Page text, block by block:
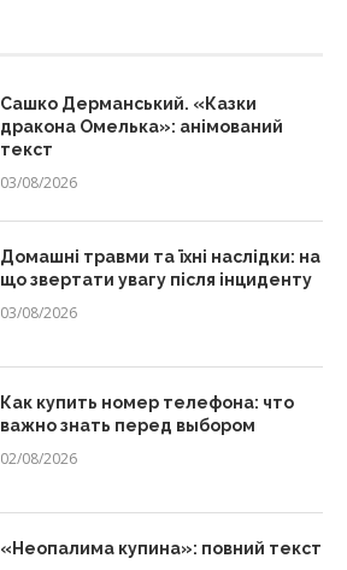
Сашко Дерманський. «Казки
дракона Омелька»: анімований
текст
03/08/2026
Домашні травми та їхні наслідки: на
що звертати увагу після інциденту
03/08/2026
Как купить номер телефона: что
важно знать перед выбором
02/08/2026
«Неопалима купина»: повний текст